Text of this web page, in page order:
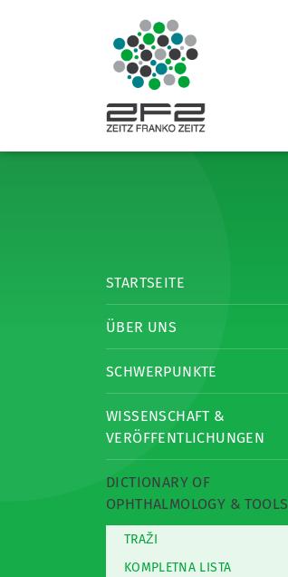
STARTSEITE
ÜBER UNS
SCHWERPUNKTE
WISSENSCHAFT &
VERÖFFENTLICHUNGEN
DICTIONARY OF
OPHTHALMOLOGY & TOOLS
TRAŽI
KOMPLETNA LISTA